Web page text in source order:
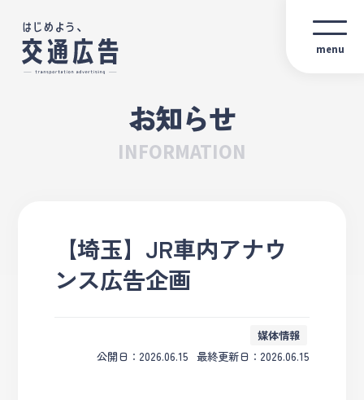
menu
お知らせ
INFORMATION
【埼玉】JR車内アナウ
ンス広告企画
媒体情報
公開日：2026.06.15 最終更新日：2026.06.15